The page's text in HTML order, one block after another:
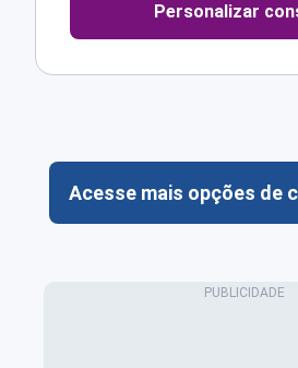
Personalizar
Acesse mais opções de